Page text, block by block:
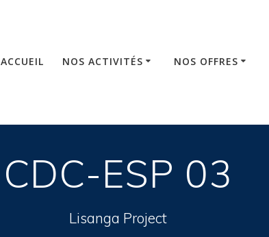
ACCUEIL NOS ACTIVITÉS NOS OFFRES
CDC-ESP 03
Lisanga Project